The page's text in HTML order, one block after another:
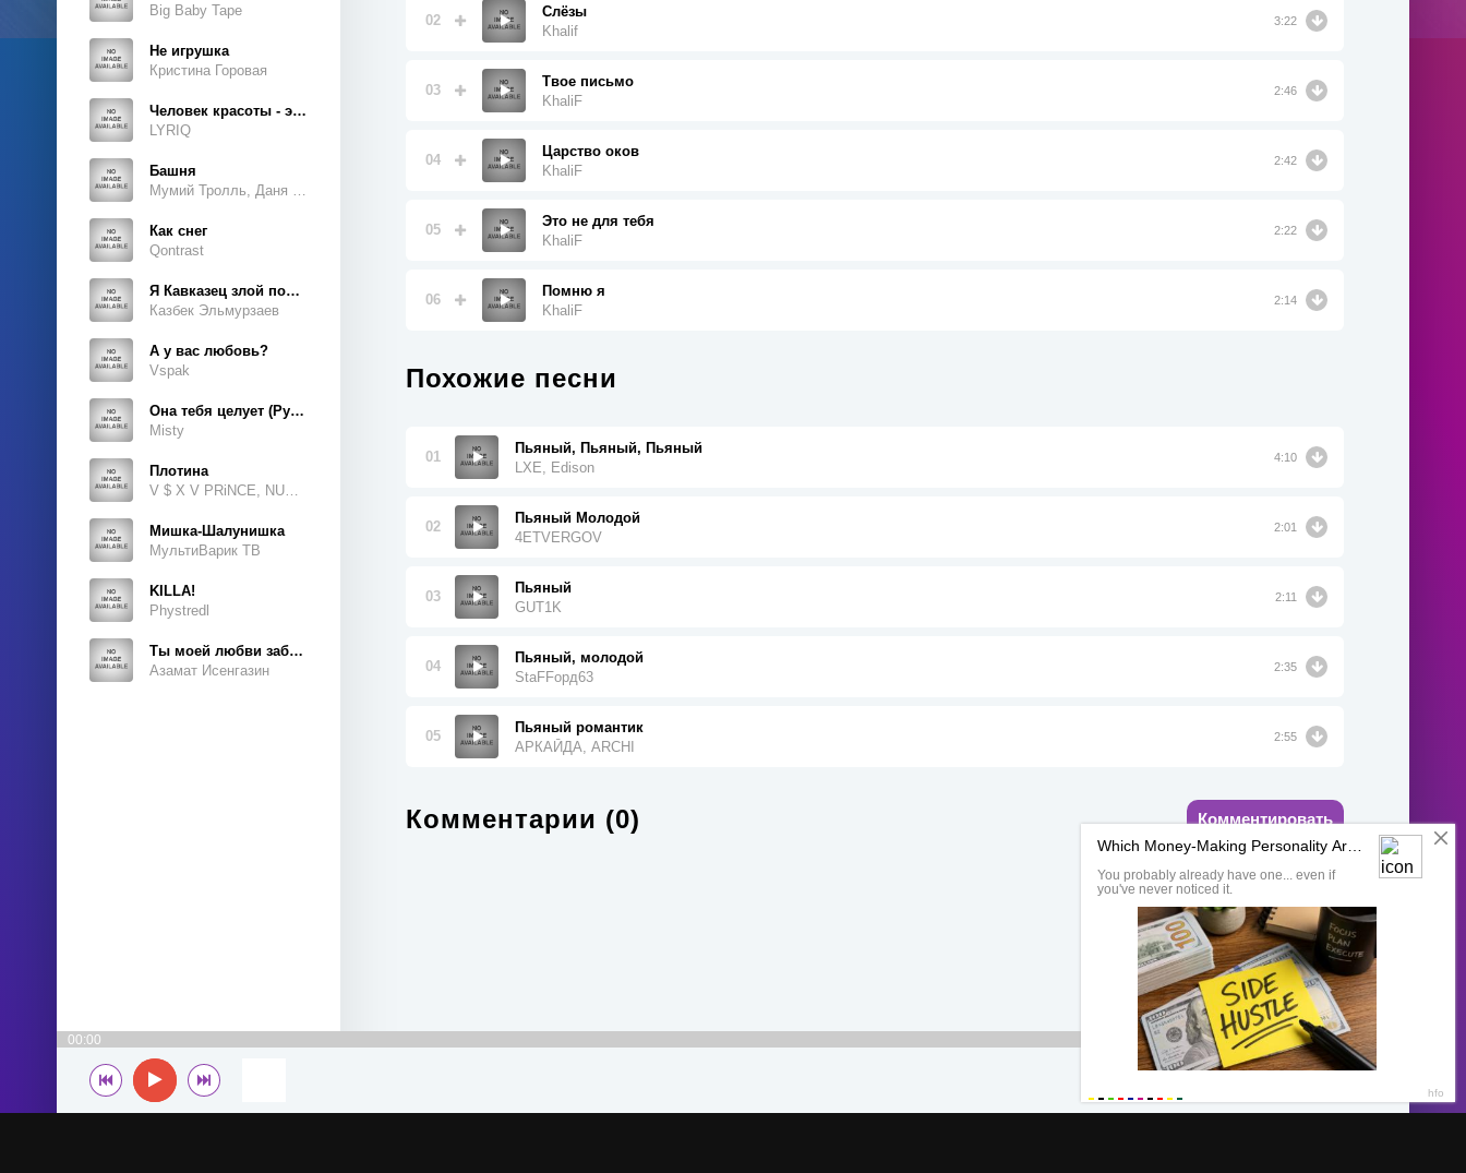
Big Baby Tape
Не игрушка
Кристина Горовая
Человек красоты - это ты, это ты, это ты
LYRIQ
Башня
Как снег
Qontrast
Я Кавказец злой породы
Казбек Эльмурзаев
А у вас любовь?
Vspak
Она тебя целует (Руки Вверх Cover)
Misty
Плотина
Мишка-Шалунишка
МультиВарик ТВ
KILLA!
Phystredl
Ты моей любви забытая тайна
Азамат Исенгазин
02
Слёзы
Khalif
3:22
03
Твое письмо
KhaliF
2:46
04
Царство оков
KhaliF
2:42
05
Это не для тебя
KhaliF
2:22
06
Помню я
KhaliF
2:14
Похожие песни
01
Пьяный, Пьяный, Пьяный
LXE, Edison
4:10
02
Пьяный Молодой
4ETVERGOV
2:01
03
Пьяный
GUT1K
2:11
04
Пьяный, молодой
StaFFорд63
2:35
05
Пьяный романтик
АРКАЙДА, ARCHI
2:55
Комментарии (0) Комментировать
00:00 00:00